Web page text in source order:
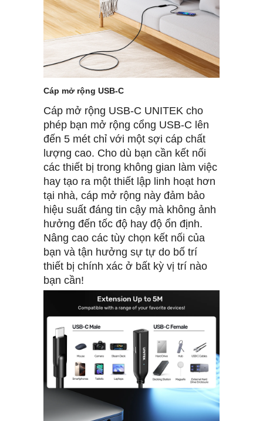
Cáp mở rộng USB-C
Cáp mở rộng USB-C UNITEK cho
phép bạn mở rộng cổng USB-C lên
đến 5 mét chỉ với một sợi cáp chất
lượng cao. Cho dù bạn cần kết nối
các thiết bị trong không gian làm việc
hay tạo ra một thiết lập linh hoạt hơn
tại nhà, cáp mở rộng này đảm bảo
hiệu suất đáng tin cậy mà không ảnh
hưởng đến tốc độ hay độ ổn định.
Nâng cao các tùy chọn kết nối của
bạn và tận hưởng sự tự do bố trí
thiết bị chính xác ở bất kỳ vị trí nào
bạn cần!